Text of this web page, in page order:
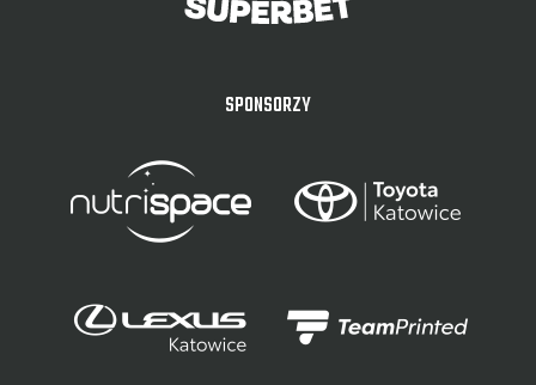
SPONSORZY